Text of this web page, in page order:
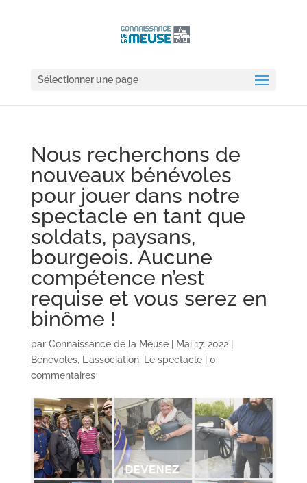
Sélectionner une page
Nous recherchons de
nouveaux bénévoles
pour jouer dans notre
spectacle en tant que
soldats, paysans,
bourgeois. Aucune
compétence n’est
requise et vous serez en
binôme !
par Connaissance de la Meuse| Mai 17, 2022|
Bénévoles, L'association, Le spectacle| 0
commentaires